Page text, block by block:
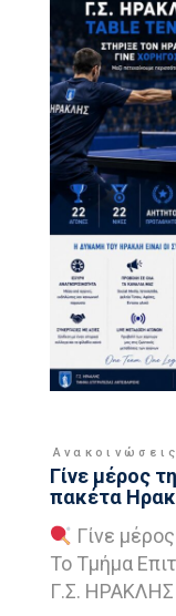
Ανακοινώσεις
Γίνε μέρος
πακέτα
Γίνε
Το Τμήμα
Γ.Σ. ΗΡΑΚΛΗΣ